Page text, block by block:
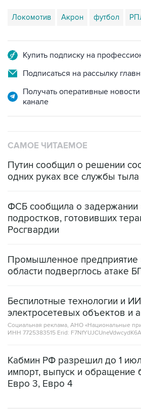
Локомотив Акрон футбол
Купить подписку на
Подписаться на рассылку
Получать оперативные
канале
САМОЕ ЧИТАЕМОЕ
Путин сообщил о решении
одних руках все службы
ФСБ сообщила о
подростков, готовивших
Росгвардии
Промышленное предприятие
области подверглось атаке
Беспилотные технологии и
электросетевых объектов и
Социальная реклама, АНО «Национальные
ИНН 7725383515 Erid: F7NfYUJCUneVdwcydK6A
Кабмин РФ разрешил до 1
импорт, выпуск и обращение
Евро 3, Евро 4